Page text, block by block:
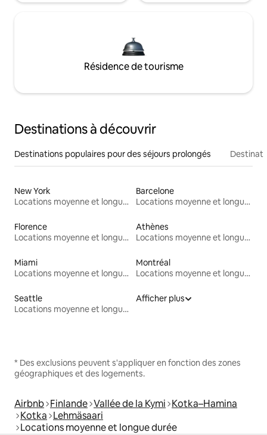
Résidence de tourisme
Destinations à découvrir
Destinations populaires pour des séjours prolongés
New York
Locations moyenne et longue durée
Barcelone
Locations moyenne et longue durée
Florence
Locations moyenne et longue durée
Athènes
Locations moyenne et longue durée
Miami
Locations moyenne et longue durée
Montréal
Locations moyenne et longue durée
Seattle
Locations moyenne et longue durée
Afficher plus
* Des exclusions peuvent s'appliquer en fonction des zones
géographiques et des logements.
Airbnb Finlande Vallée de la Kymi Kotka–Hamina
Kotka Lehmäsaari
Locations moyenne et longue durée